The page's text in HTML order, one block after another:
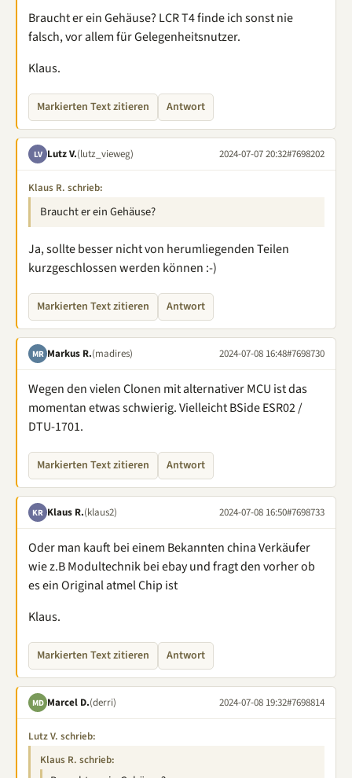
Braucht er ein Gehäuse? LCR T4 finde ich sonst nie
falsch, vor allem für Gelegenheitsnutzer.
Klaus.
Markierten Text zitieren Antwort
LV Lutz V.(lutz_vieweg) 2024-07-07 20:32#7698202
Klaus R. schrieb:
Braucht er ein Gehäuse?
Ja, sollte besser nicht von herumliegenden Teilen
kurzgeschlossen werden können :-)
Markierten Text zitieren Antwort
MR Markus R.(madires) 2024-07-08 16:48#7698730
Wegen den vielen Clonen mit alternativer MCU ist das
momentan etwas schwierig. Vielleicht BSide ESR02 /
DTU-1701.
Markierten Text zitieren Antwort
KR Klaus R.(klaus2) 2024-07-08 16:50#7698733
Oder man kauft bei einem Bekannten china Verkäufer
wie z.B Modultechnik bei ebay und fragt den vorher ob
es ein Original atmel Chip ist
Klaus.
Markierten Text zitieren Antwort
MD Marcel D.(derri) 2024-07-08 19:32#7698814
Lutz V. schrieb:
Klaus R. schrieb: